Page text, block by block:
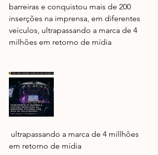
barreiras e conquistou mais de 200
inserções na imprensa, em diferentes
veículos, ultrapassando a marca de 4
milhões em retorno de mídia
em retorno de mídia